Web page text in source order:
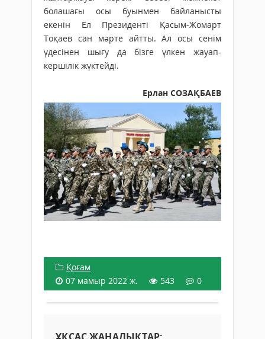
болашағы осы буын­мен байланысты
екенін Ел Президенті Қасым-Жомарт
Тоқаев сан мәрте айтты. Ал осы се­­нім
үдесінен шығу да бізге үлкен жа­уап­
кершілік жүктейді.
Ерлан СОЗАҚБАЕВ
Қоғам
07 мамыр 2022 ж.
543 0